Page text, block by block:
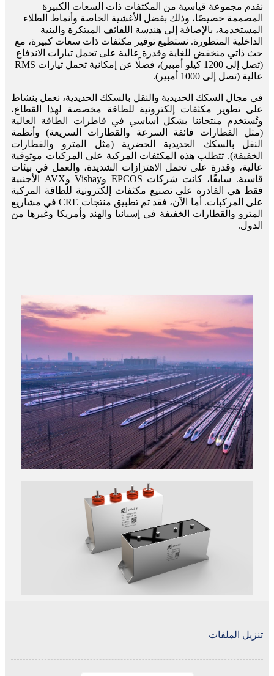
نقدم مجموعة قياسية من المكثفات ذات السعات الكبيرة
المصممة خصيصًا، وذلك بفضل الأغشية الخاصة وأنماط الطلاء
المستخدمة، بالإضافة إلى هندسة اللفائف المبتكرة والبنية
الداخلية المتطورة. نستطيع توفير مكثفات ذات سعات كبيرة، مع
حث ذاتي منخفض للغاية وقدرة عالية على تحمل تيارات الاندفاع
(تصل إلى 1200 كيلو أمبير)، فضلًا عن إمكانية تحمل تيارات RMS
عالية (تصل إلى 1000 أمبير).
في مجال السكك الحديدية والنقل بالسكك الحديدية، نعمل بنشاط
على تطوير مكثفات إلكترونية للطاقة مخصصة لهذا القطاع،
وتُستخدم منتجاتنا بشكل أساسي في قاطرات الطاقة العالية
(مثل القطارات فائقة السرعة والقطارات السريعة) وأنظمة
النقل بالسكك الحديدية الحضرية (مثل المترو والقطارات
الخفيفة). تتطلب هذه المكثفات المركبة على المركبات موثوقية
عالية، وقدرة على تحمل الاهتزازات الشديدة، والعمل في بيئات
قاسية. سابقًا، كانت شركات EPCOS وVishay وAVX الأجنبية
فقط هي القادرة على تصنيع مكثفات إلكترونية للطاقة المركبة
على المركبات. أما الآن، فقد تم تطبيق منتجات CRE في مشاريع
المترو والقطارات الخفيفة في إسبانيا والهند وأمريكا وغيرها من
الدول.
تنزيل الملفات